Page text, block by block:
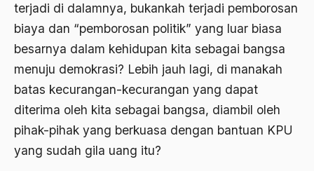
terjadi di dalamnya, bukankah terjadi pemborosan
biaya dan “pemborosan politik” yang luar biasa
besarnya dalam kehidupan kita sebagai bangsa
menuju demokrasi? Lebih jauh lagi, di manakah
batas kecurangan-kecurangan yang dapat
diterima oleh kita sebagai bangsa, diambil oleh
pihak-pihak yang berkuasa dengan bantuan KPU
yang sudah gila uang itu?
1989
1988
1987
1986
1984
Adat Pra-Islam
Adat Siri
Adi Sasono
Adil dan Makmur
Adipati Unus
Administrasi Negara